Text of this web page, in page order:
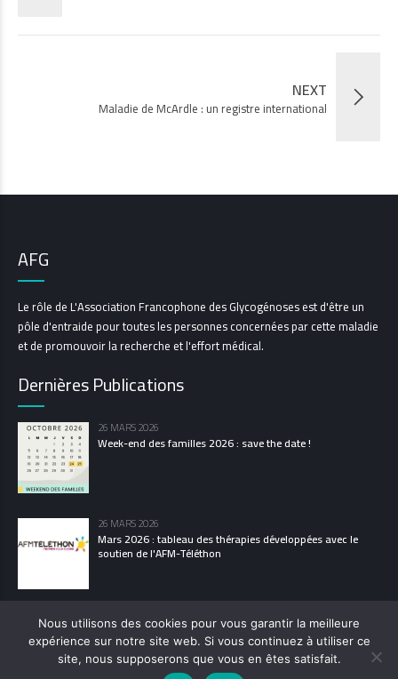
NEXT
Maladie de McArdle : un registre international
AFG
Le rôle de L'Association Francophone des Glycogénoses est d'être un
pôle d'entraide pour toutes les personnes concernées par cette maladie
et de promouvoir la recherche et l'effort médical.
Dernières Publications
26 MARS 2026
Week-end des familles 2026 : save the date !
26 MARS 2026
Mars 2026 : tableau des thérapies développées avec le
soutien de l'AFM-Téléthon
© 2021 L’Association Francophone des Glycogénoses
Nous utilisons des cookies pour vous garantir la meilleure
expérience sur notre site web. Si vous continuez à utiliser ce
site, nous supposerons que vous en êtes satisfait.